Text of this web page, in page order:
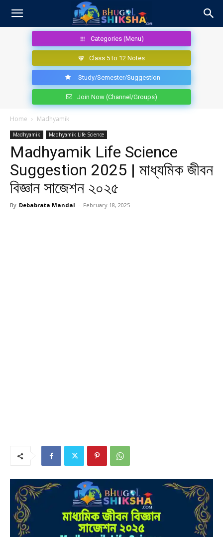
Categories (Menu)
Class 5 to 12 Notes
Study/Semester/Suggestion
Join Now (Channel/Groups)
Home Madhyamik
Madhyamik Madhyamik Life Science
Madhyamik Life Science
Suggestion 2025 | মাধ্যমিক জীবন
বিজ্ঞান সাজেশন ২০২৫
By Debabrata Mandal - February 18, 2025